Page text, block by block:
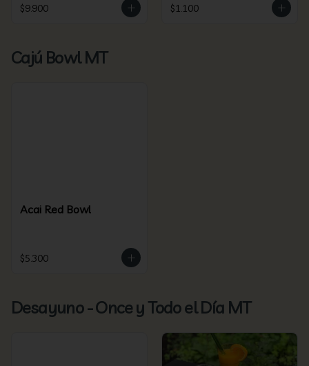
$9.900 $1.100
Cajú Bowl MT
Acai Red Bowl
$5.300
Desayuno - Once y Todo el Día MT